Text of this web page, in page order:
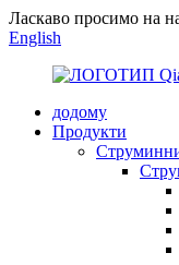
Ласкаво просимо на
English
додому
Продукти